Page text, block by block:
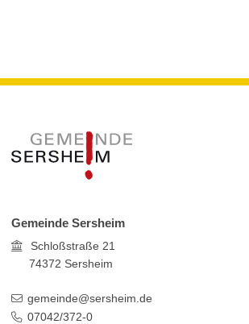
Gemeinde Sersheim
Schloßstraße 21
74372 Sersheim
gemeinde@sersheim.de
07042/372-0